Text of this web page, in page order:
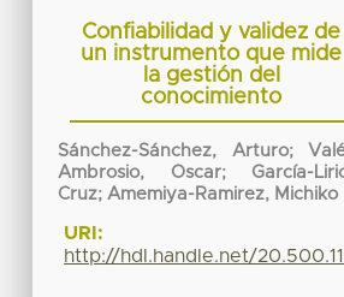
Confiabilidad y validez de
un instrumento que mide
la gestión del
conocimiento
Sánchez-Sánchez, Arturo;
Ambrosio, Oscar; García-
Cruz; Amemiya-Ramirez, Michiko
URI:
http://hdl.handle.net/